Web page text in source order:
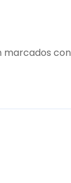
marcados con